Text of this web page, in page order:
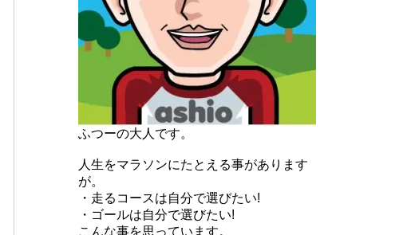
ふつーの大人です。
人生をマラソンにたとえる事があります
が。
・走るコースは自分で選びたい!
・ゴールは自分で選びたい!
こんな事を思っています。